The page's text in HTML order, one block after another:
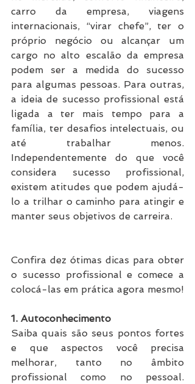
carro da empresa, viagens
internacionais, “virar chefe”, ter o
próprio negócio ou alcançar um
cargo no alto escalão da empresa
podem ser a medida do sucesso
para algumas pessoas. Para outras,
a ideia de sucesso profissional está
ligada a ter mais tempo para a
família, ter desafios intelectuais, ou
até trabalhar menos.
Independentemente do que você
considera sucesso profissional,
existem atitudes que podem ajudá-
lo a trilhar o caminho para atingir e
manter seus objetivos de carreira.
Confira dez ótimas dicas para obter
o sucesso profissional e comece a
colocá-las em prática agora mesmo!
1. Autoconhecimento
Saiba quais são seus pontos fortes
e que aspectos você precisa
melhorar, tanto no âmbito
profissional como no pessoal.